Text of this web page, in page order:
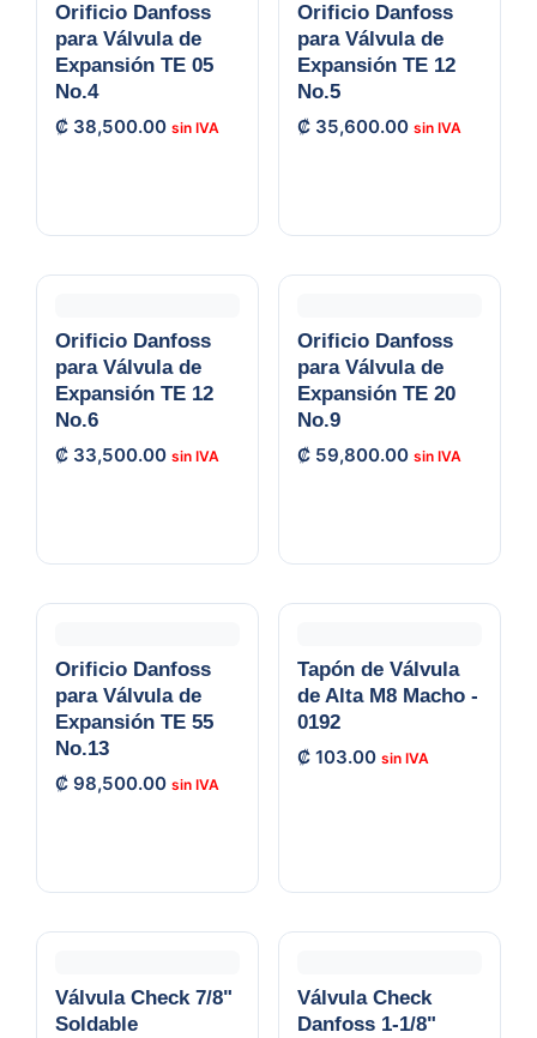
Orificio Danfoss
para Válvula de
Expansión TE 05
No.4
₡ 38,500.00
Orificio Danfoss
para Válvula de
Expansión TE 12
No.5
₡ 35,600.00
Orificio Danfoss
para Válvula de
Expansión TE 12
No.6
₡ 33,500.00
Orificio Danfoss
para Válvula de
Expansión TE 20
No.9
₡ 59,800.00
Orificio Danfoss
para Válvula de
Expansión TE 55
No.13
₡ 98,500.00
Tapón de Válvula
de Alta M8 Macho -
0192
₡ 103.00
Válvula Check 7/8"
Soldable
Válvula Check
Danfoss 1-1/8"